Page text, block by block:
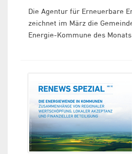
Die Agentur für Erneuerbare
zeichnet im März die
Energie-Kommune des Monats